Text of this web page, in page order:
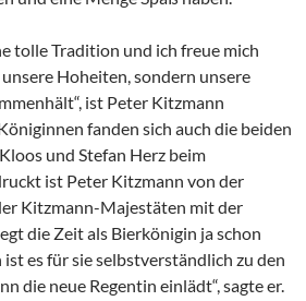
tolle Tradition und ich freue mich
Hoheiten, sondern unsere
ist Peter Kitzmann
fanden sich auch die beiden
und Stefan Herz beim
ist Peter Kitzmann von der
Kitzmann-Majestäten mit der
die Zeit als Bierkönigin ja schon
es für sie selbstverständlich zu den
die neue Regentin einlädt“, sagte er.